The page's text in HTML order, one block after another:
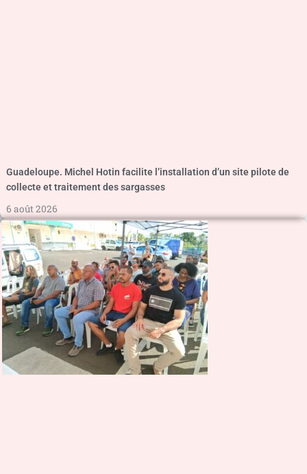
Guadeloupe. Michel Hotin facilite l’installation d’un site pilote de
collecte et traitement des sargasses
6 août 2026